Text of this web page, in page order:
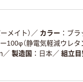
メイト） ／ カラー ブラ
100φ（静電気軽減ウレタ
／ 製造国 日本／ 組立目